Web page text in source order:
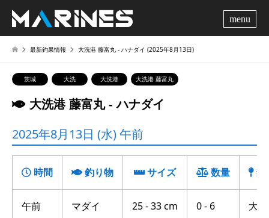
最新釣果情報 大洗港 藤富丸 ‐ ハナダイ (2025年8月13日)
茨城 大洗 大洗港 大洗港 藤富丸
大洗港 藤富丸 ‐ ハナダイ
2025年8月13日 (水) 午前
時間 釣り物 サイズ 数量 釣
午前 マダイ 25 - 33 cm 0 - 6 大